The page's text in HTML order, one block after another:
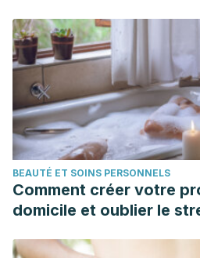
BEAUTÉ ET SOINS PERSONNELS
Comment créer votre
domicile et oublier le